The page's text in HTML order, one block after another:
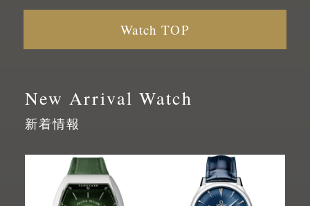
Watch TOP
New Arrival Watch
新着情報